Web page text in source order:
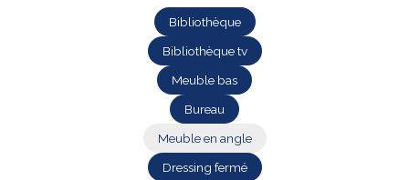
Portes
Coulissantes
Bibliothèque
Bibliothèque tv
Meuble bas
Bureau
Meuble en angle
Dressing fermé